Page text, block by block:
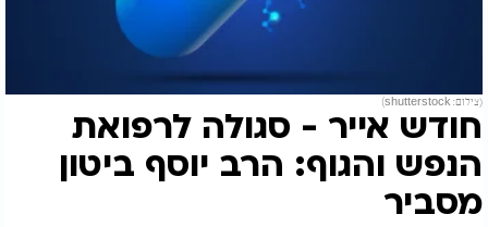
(צילום: shutterstock)
חודש אייר - סגולה לרפואת
הנפש והגוף: הרב יוסף ביטון
מסביר